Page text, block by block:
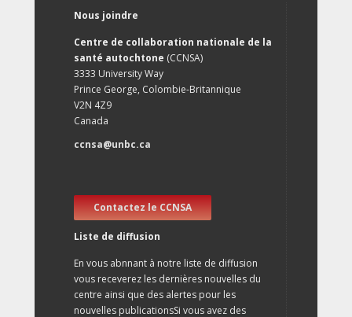
Nous joindre
Centre de collaboration nationale de la
santé autochtone (CCNSA)
3333 University Way
Prince George, Colombie-Britannique
V2N 4Z9
Canada
ccnsa@unbc.ca
Contactez le CCNSA
Liste de diffusion
En vous abnnant à notre liste de diffusion
vous receverez les dernières nouvelles du
centre ainsi que des alertes pour les
nouvelles publicationsSi vous avez des